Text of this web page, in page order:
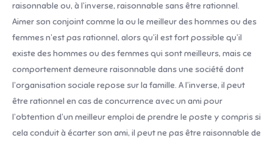
raisonnable ou, à l’inverse, raisonnable sans être rationnel.
Aimer son conjoint comme la ou le meilleur des hommes ou des
femmes n’est pas rationnel, alors qu’il est fort possible qu’il
existe des hommes ou des femmes qui sont meilleurs, mais ce
comportement demeure raisonnable dans une société dont
l’organisation sociale repose sur la famille. A l’inverse, il peut
être rationnel en cas de concurrence avec un ami pour
l’obtention d’un meilleur emploi de prendre le poste y compris si
cela conduit à écarter son ami, il peut ne pas être raisonnable de